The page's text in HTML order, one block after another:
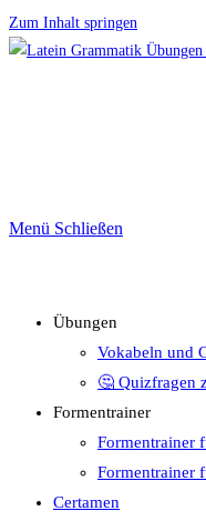
Zum Inhalt springen
Menü Schließen
Übungen
Vokabeln und
🤔 Quizfragen
Formentrainer
Formentrainer
Formentrainer
Certamen